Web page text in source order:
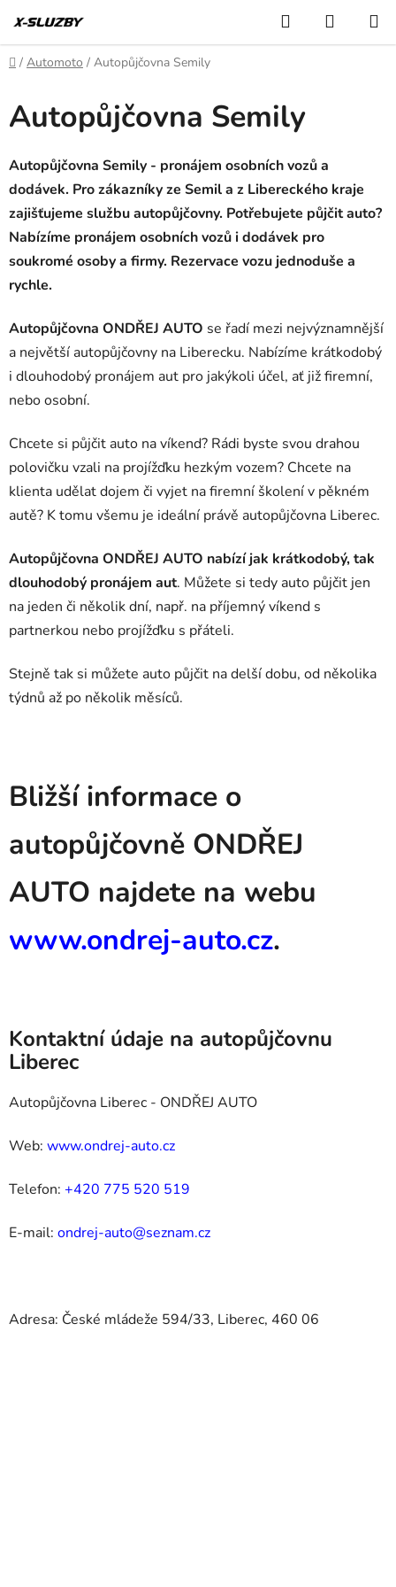
na
obsah
Hledat
KOŠÍK
Domů
/ Automoto / Autopůjčovna Semily
Autopůjčovna Semily
Autopůjčovna Semily - pronájem osobních vozů a
dodávek. Pro zákazníky ze Semil a z Libereckého kraje
zajišťujeme službu autopůjčovny. Potřebujete půjčit auto?
Nabízíme pronájem osobních vozů i dodávek pro
soukromé osoby a firmy. Rezervace vozu jednoduše a
rychle.
Autopůjčovna ONDŘEJ AUTO se řadí mezi nejvýznamnější
a největší autopůjčovny na Liberecku. Nabízíme krátkodobý
i dlouhodobý pronájem aut pro jakýkoli účel, ať již firemní,
nebo osobní.
Chcete si půjčit auto na víkend? Rádi byste svou drahou
polovičku vzali na projížďku hezkým vozem? Chcete na
klienta udělat dojem či vyjet na firemní školení v pěkném
autě? K tomu všemu je ideální právě autopůjčovna Liberec.
Autopůjčovna ONDŘEJ AUTO nabízí jak krátkodobý, tak
dlouhodobý pronájem aut. Můžete si tedy auto půjčit jen
na jeden či několik dní, např. na příjemný víkend s
partnerkou nebo projížďku s přáteli.
Stejně tak si můžete auto půjčit na delší dobu, od několika
týdnů až po několik měsíců.
Bližší informace o
autopůjčovně ONDŘEJ
AUTO najdete na webu
www.ondrej-auto.cz.
Kontaktní údaje na autopůjčovnu
Liberec
Autopůjčovna Liberec - ONDŘEJ AUTO
Web: www.ondrej-auto.cz
Telefon: +420 775 520 519
E-mail: ondrej-auto@seznam.cz
Adresa: České mládeže 594/33, Liberec, 460 06